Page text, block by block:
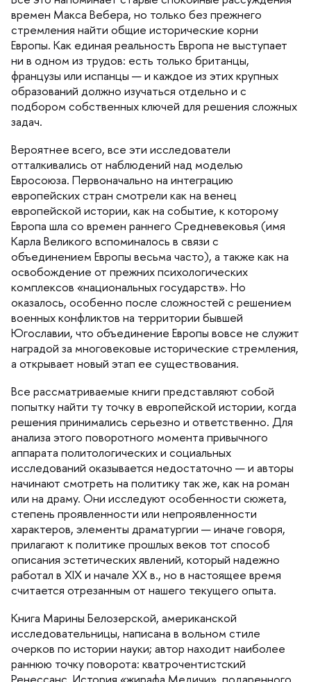
ремен Макса Вебера, но только без прежнего
стремления найти общие исторические корни
Европы. Как единая реальность Европа не выступает
ни в одном из трудов: есть только британцы,
французы или испанцы — и каждое из этих крупных
образований должно изучаться отдельно и с
подбором собственных ключей для решения сложных
задач.
ероятнее всего, все эти исследователи
отталкивались от наблюдений над моделью
Евросоюза. Первоначально на интеграцию
европейских стран смотрели как на венец
европейской истории, как на событие, к которому
Европа шла со времен раннего Средневековья (имя
Карла Великого вспоминалось в связи с
объединением Европы весьма часто), а также как на
освобождение от прежних психологических
комплексов «национальных государств». Но
оказалось, особенно после сложностей с решением
оенных конфликтов на территории бывшей
Югославии, что объединение Европы вовсе не служит
наградой за многовековые исторические стремления,
а открывает новый этап ее существования.
се рассматриваемые книги представляют собой
попытку найти ту точку в европейской истории, когда
решения принимались серьезно и ответственно. Для
анализа этого поворотного момента привычного
аппарата политологических и социальных
исследований оказывается недостаточно — и авторы
начинают смотреть на политику так же, как на роман
или на драму. Они исследуют особенности сюжета,
степень проявленности или непроявленности
характеров, элементы драматургии — иначе говоря,
прилагают к политике прошлых веков тот спосо
описания эстетических явлений, который надежно
работал в XIX и начале ХХ в., но в настоящее время
считается отрезанным от нашего текущего опыта.
Книга Марины Белозерской, американской
исследовательницы, написана в вольном стиле
очерков по истории науки; автор находит наиболее
раннюю точку поворота: кватрочентистский